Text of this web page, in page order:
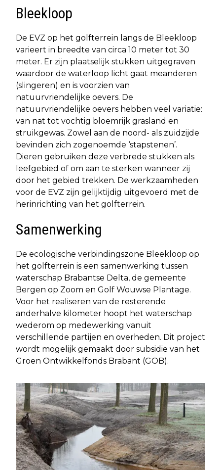
Bleekloop
De EVZ op het golfterrein langs de Bleekloop
varieert in breedte van circa 10 meter tot 30
meter. Er zijn plaatselijk stukken uitgegraven
waardoor de waterloop licht gaat meanderen
(slingeren) en is voorzien van
natuurvriendelijke oevers. De
natuurvriendelijke oevers hebben veel variatie:
van nat tot vochtig bloemrijk grasland en
struikgewas. Zowel aan de noord- als zuidzijde
bevinden zich zogenoemde ‘stapstenen’.
Dieren gebruiken deze verbrede stukken als
leefgebied of om aan te sterken wanneer zij
door het gebied trekken. De werkzaamheden
voor de EVZ zijn gelijktijdig uitgevoerd met de
herinrichting van het golfterrein.
Samenwerking
De ecologische verbindingszone Bleekloop op
het golfterrein is een samenwerking tussen
waterschap Brabantse Delta, de gemeente
Bergen op Zoom en Golf Wouwse Plantage.
Voor het realiseren van de resterende
anderhalve kilometer hoopt het waterschap
wederom op medewerking vanuit
verschillende partijen en overheden. Dit project
wordt mogelijk gemaakt door subsidie van het
Groen Ontwikkelfonds Brabant (GOB).